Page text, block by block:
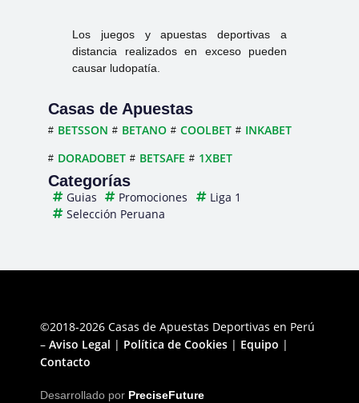
Los juegos y apuestas deportivas a
distancia realizados en exceso pueden
causar ludopatía.
Casas de Apuestas
BETSSON BETANO COOLBET
INKABET
DORADOBET
BETSAFE 1XBET
Categorías
Guias Promociones
Liga 1
Selección Peruana
©2018-2026 Casas de Apuestas Deportivas en Perú
– Aviso Legal | Política de Cookies | Equipo |
Contacto
Desarrollado por PreciseFuture